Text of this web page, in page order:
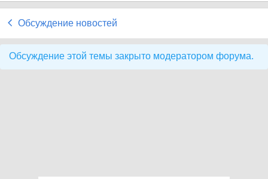
Обсуждение новостей
Обсуждение этой темы закрыто модератором форума.